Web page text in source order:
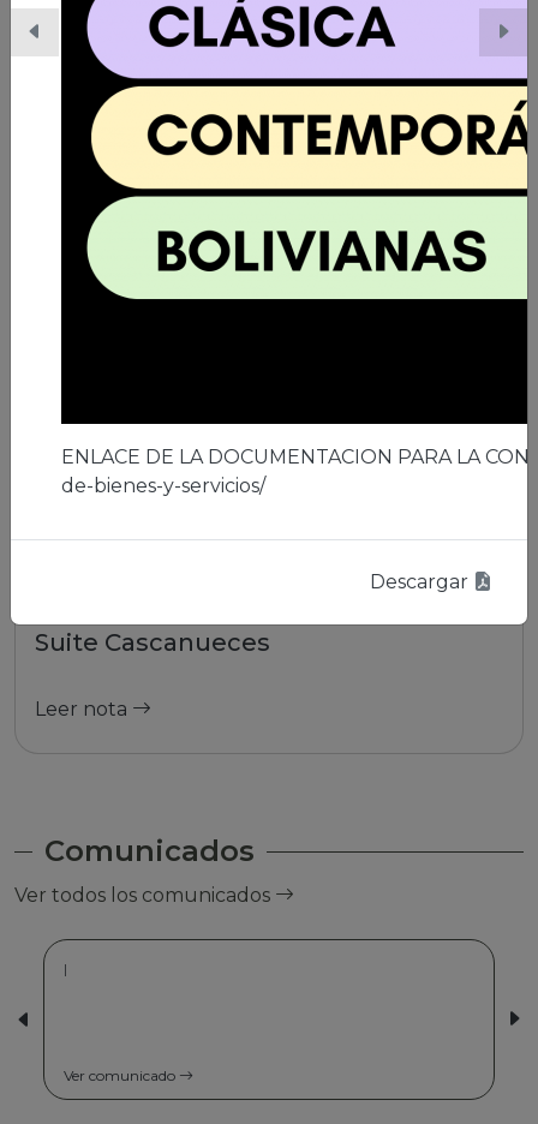
06/03/2026 | Ciudad de El Alto
A los 41 años de la ciudad de El Alto
Leer nota
Suite Cascanueces
Leer nota
Comunicados
Ver todos los comunicados
|
Ver comunicado
ENLACE DE LA DOCUMENTACION PARA LA
de-bienes-y-servicios/
Descargar